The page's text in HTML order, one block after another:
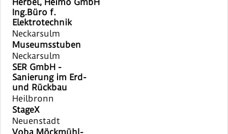
Herbel, Heimo GmbH
Ing.Büro f.
Elektrotechnik
Neckarsulm
Museumsstuben
Neckarsulm
SER GmbH -
Sanierung im Erd-
und Rückbau
Heilbronn
StageX
Neuenstadt